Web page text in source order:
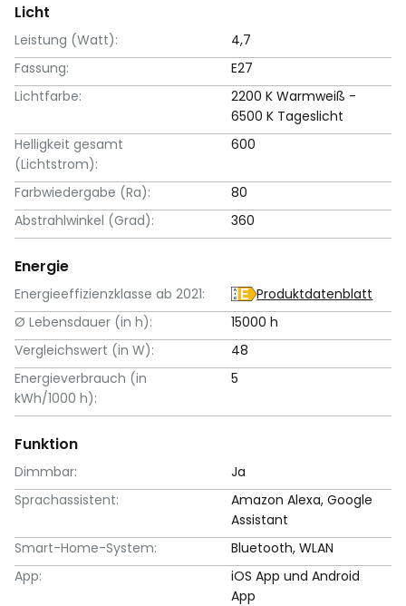
Licht
Leistung (Watt):
4,7
Fassung:
E27
Lichtfarbe:
2200 K Warmweiß -
6500 K Tageslicht
Helligkeit gesamt
(Lichtstrom):
600
Farbwiedergabe (Ra):
80
Abstrahlwinkel (Grad):
360
Energie
Energieeffizienzklasse ab 2021:
Produktdatenblatt
Ø Lebensdauer (in h):
15000 h
Vergleichswert (in W):
48
Energieverbrauch (in
kWh/1000 h):
5
Funktion
Dimmbar:
Ja
Sprachassistent:
Amazon Alexa, Google
Assistant
Smart-Home-System:
Bluetooth, WLAN
App:
iOS App und Android
App